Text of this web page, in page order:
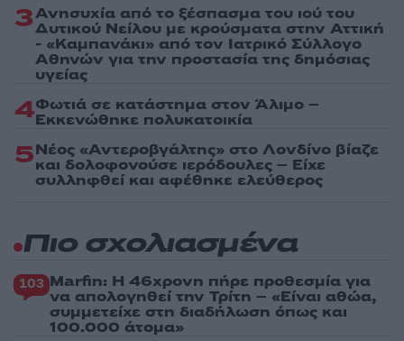
3Ανησυχία από το ξέσπασμα του ιού του
Δυτικού Νείλου με κρούσματα στην Αττική
- «Καμπανάκι» από τον Ιατρικό Σύλλογο
Αθηνών για την προστασία της δημόσιας
υγείας
4Φωτιά σε κατάστημα στον Άλιμο –
Εκκενώθηκε πολυκατοικία
5Νέος «Αντεροβγάλτης» στο Λονδίνο βίαζε
και δολοφονούσε ιερόδουλες – Είχε
συλληφθεί και αφέθηκε ελεύθερος
Πιο σχολιασμένα
103 Marfin: Η 46χρονη πήρε προθεσμία για
να απολογηθεί την Τρίτη – «Είναι αθώα,
συμμετείχε στη διαδήλωση όπως και
100.000 άτομα»